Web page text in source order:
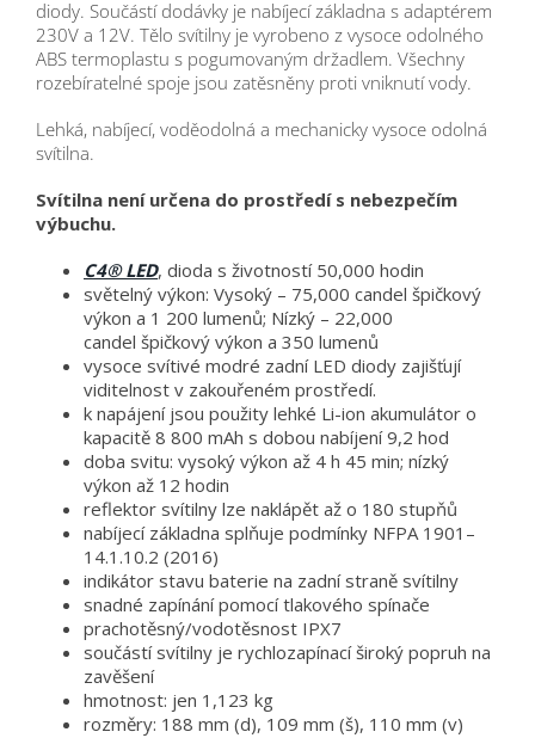
diody. Součástí dodávky je nabíjecí základna s adaptérem
230V a 12V. Tělo svítilny je vyrobeno z vysoce odolného
ABS termoplastu s pogumovaným držadlem. Všechny
rozebíratelné spoje jsou zatěsněny proti vniknutí vody.
Lehká, nabíjecí, voděodolná a mechanicky vysoce odolná
svítilna.
Svítilna není určena do prostředí s nebezpečím
výbuchu.
C4® LED, dioda s životností 50,000 hodin
světelný výkon: Vysoký – 75,000 candel špičkový
výkon a 1 200 lumenů; Nízký – 22,000
candel špičkový výkon a 350 lumenů
vysoce svítivé modré zadní LED diody zajišťují
viditelnost v zakouřeném prostředí.
k napájení jsou použity lehké Li-ion akumulátor o
kapacitě 8 800 mAh s dobou nabíjení 9,2 hod
doba svitu: vysoký výkon až 4 h 45 min; nízký
výkon až 12 hodin
reflektor svítilny lze naklápět až o 180 stupňů
nabíjecí základna splňuje podmínky NFPA 1901–
14.1.10.2 (2016)
indikátor stavu baterie na zadní straně svítilny
snadné zapínání pomocí tlakového spínače
prachotěsný/vodotěsnost IPX7
součástí svítilny je rychlozapínací široký popruh na
zavěšení
hmotnost: jen 1,123 kg
rozměry: 188 mm (d), 109 mm (š), 110 mm (v)